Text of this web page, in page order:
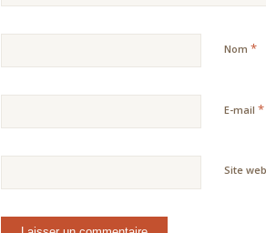
Nom *
E-mail *
Site web